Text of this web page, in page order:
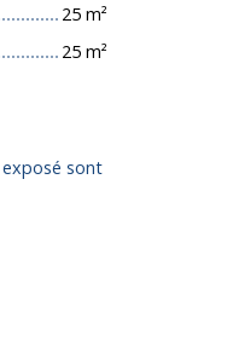
25 m²
25 m²
exposé sont